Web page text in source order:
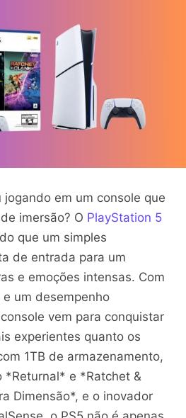
jogando em um console que
imersão? O PlayStation 5
que um simples
de entrada para um
e emoções intensas. Com
um desempenho
vem para conquistar
experientes quanto os
1TB de armazenamento,
*Returnal* e *Ratchet &
Dimensão*, e o inovador